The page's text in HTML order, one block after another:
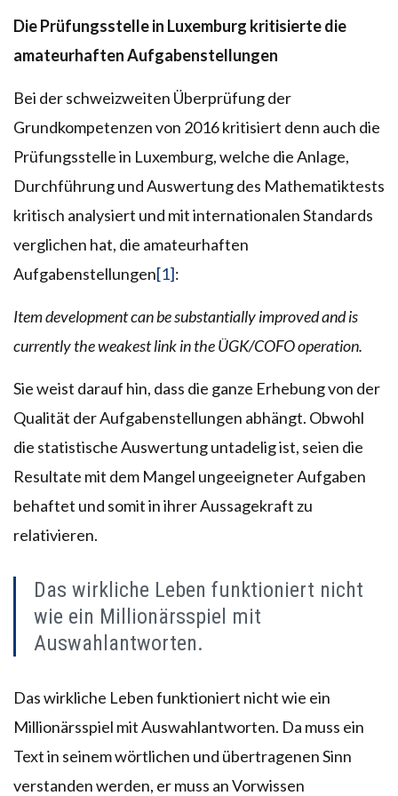
Die Prüfungsstelle in Luxemburg kritisierte die
amateurhaften Aufgabenstellungen
Bei der schweizweiten Überprüfung der
Grundkompetenzen von 2016 kritisiert denn auch die
Prüfungsstelle in Luxemburg, welche die Anlage,
Durchführung und Auswertung des Mathematiktests
kritisch analysiert und mit internationalen Standards
verglichen hat, die amateurhaften
Aufgabenstellungen[1]:
Item development can be substantially improved and is
currently the weakest link in the ÜGK/COFO operation.
Sie weist darauf hin, dass die ganze Erhebung von der
Qualität der Aufgabenstellungen abhängt. Obwohl
die statistische Auswertung untadelig ist, seien die
Resultate mit dem Mangel ungeeigneter Aufgaben
behaftet und somit in ihrer Aussagekraft zu
relativieren.
Das wirkliche Leben funktioniert nicht
wie ein Millionärsspiel mit
Auswahlantworten.
Das wirkliche Leben funktioniert nicht wie ein
Millionärsspiel mit Auswahlantworten. Da muss ein
Text in seinem wörtlichen und übertragenen Sinn
verstanden werden, er muss an Vorwissen